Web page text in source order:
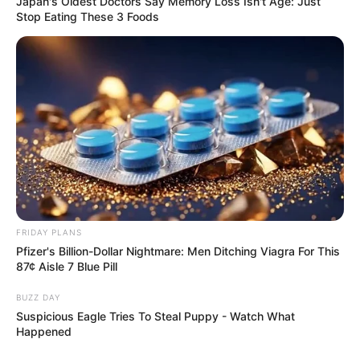
Stop Eating These 3 Foods
FRIDAY PLANS
Pfizer's Billion-Dollar Nightmare: Men Ditching Viagra For This
87¢ Aisle 7 Blue Pill
BUZZ DAY
Suspicious Eagle Tries To Steal Puppy - Watch What
Happened